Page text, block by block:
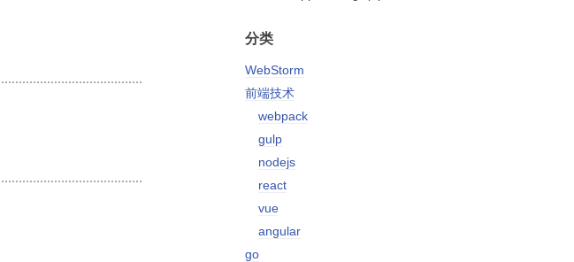
分类
WebStorm
前端技术
webpack
gulp
nodejs
react
vue
angular
go